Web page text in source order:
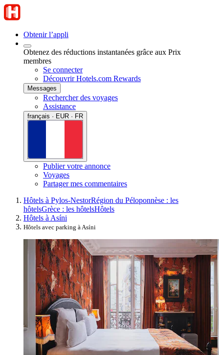
Obtenir l’appli
Obtenez des réductions instantanées grâce aux Prix
membres
Se connecter
Découvrir Hotels.com Rewards
Messages
Rechercher des voyages
Assistance
français · EUR · FR
Publier votre annonce
Voyages
Partager mes commentaires
Hôtels à Pylos-NestorRégion du Péloponnèse : les
hôtelsGrèce : les hôtelsHôtels
Hôtels à Asíni
Hôtels avec parking à Asíni